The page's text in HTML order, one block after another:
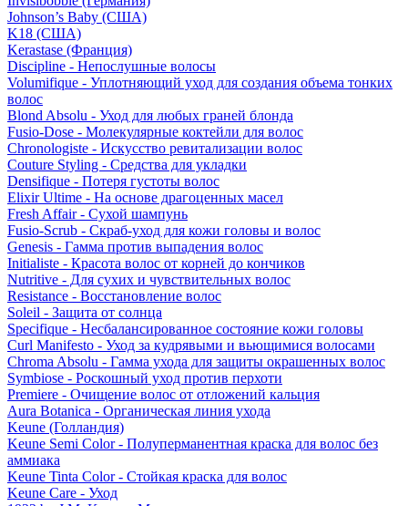
Johnson’s Baby (США)
K18 (США)
Kerastase (Франция)
Discipline - Непослушные волосы
Volumifique - Уплотняющий уход для создания объема тонких
волос
Blond Absolu - Уход для любых граней блонда
Fusio-Dose - Молекулярные коктейли для волос
Chronologiste - Искусство ревитализации волос
Couture Styling - Средства для укладки
Densifique - Потеря густоты волос
Elixir Ultime - На основе драгоценных масел
Fresh Affair - Сухой шампунь
Fusio-Scrub - Скраб-уход для кожи головы и волос
Genesis - Гамма против выпадения волос
Initialiste - Красота волос от корней до кончиков
Nutritive - Для сухих и чувствительных волос
Resistance - Восстановление волос
Soleil - Защита от солнца
Specifique - Несбалансированное состояние кожи головы
Curl Manifesto - Уход за кудрявыми и вьющимися волосами
Chroma Absolu - Гамма ухода для защиты окрашенных волос
Symbiose - Роскошный уход против перхоти
Premiere - Очищение волос от отложений кальция
Aura Botanica - Органическая линия ухода
Keune (Голландия)
Keune Semi Color - Полуперманентная краска для волос без
аммиака
Keune Tinta Color - Стойкая краска для волос
Keune Care - Уход